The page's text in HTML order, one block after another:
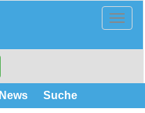
News Suche